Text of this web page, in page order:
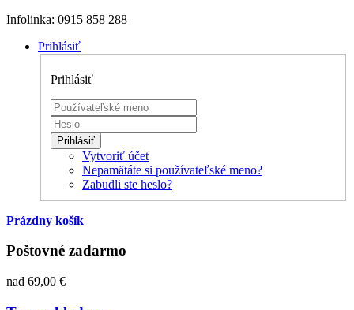
Infolinka: 0915 858 288
Prihlásiť
Prihlásiť
Prihlásiť
Vytvoriť účet
Nepamätáte si používateľské meno?
Zabudli ste heslo?
Prázdny košík
Poštovné zadarmo
nad 69,00 €